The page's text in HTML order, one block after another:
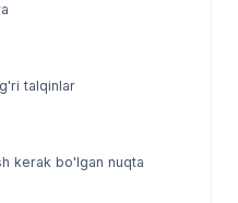
talqinlar
kerak bo'lgan nuqta